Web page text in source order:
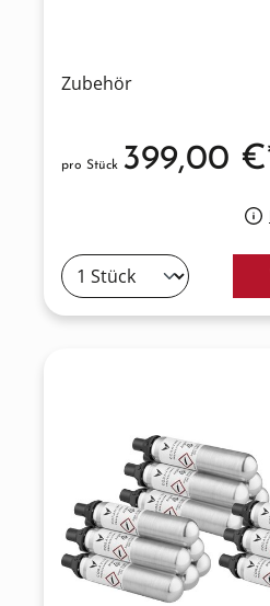
Zubehör
pro Stück 399,00